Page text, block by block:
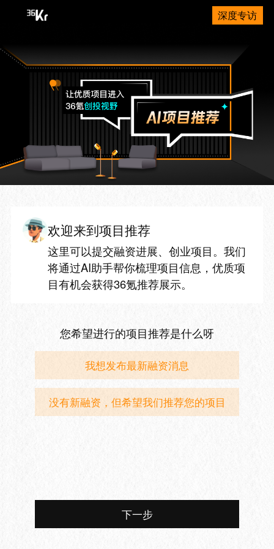
深度专访
欢迎来到项目推荐
这里可以提交融资进展、创业项目。我们
将通过AI助手帮你梳理项目信息，优质项
目有机会获得36氪推荐展示。
您希望进行的项目推荐是什么呀
我想发布最新融资消息
没有新融资，但希望我们推荐您的项目
下一步